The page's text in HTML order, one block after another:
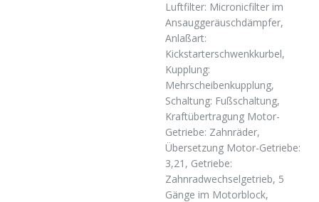
Luftfilter: Micronicfilter im
Ansauggeräuschdämpfer,
Anlaßart:
Kickstarterschwenkkurbel,
Kupplung:
Mehrscheibenkupplung,
Schaltung: Fußschaltung,
Kraftübertragung Motor-
Getriebe: Zahnräder,
Übersetzung Motor-Getriebe:
3,21, Getriebe:
Zahnradwechselgetrieb, 5
Gänge im Motorblock,